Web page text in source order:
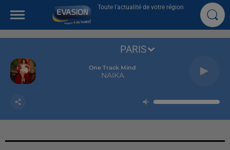
Toute l'actualité de votre région
One Track Mind
NAIKA
PARIS